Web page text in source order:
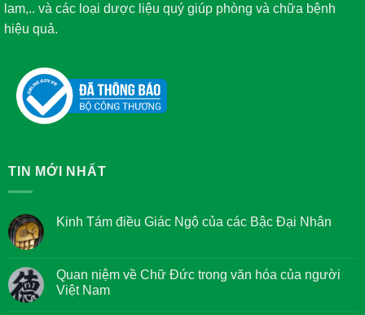
lam,.. và các loại dược liệu quý giúp phòng và chữa bệnh
hiệu quả.
TIN MỚI NHẤT
Kinh Tám điều Giác Ngộ của các Bậc Đại Nhân
luận
ở
Kinh
Quan niệm về Chữ Đức trong văn hóa của người
Việt Nam